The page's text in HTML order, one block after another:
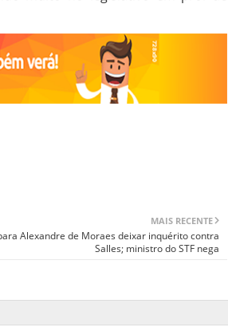
MAIS RECENTE
Alexandre de Moraes deixar inquérito contra
Salles; ministro do STF nega